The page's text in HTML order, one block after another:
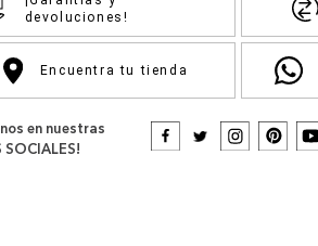
devoluciones!
Encuentra tu tienda
en nuestras
SOCIALES!